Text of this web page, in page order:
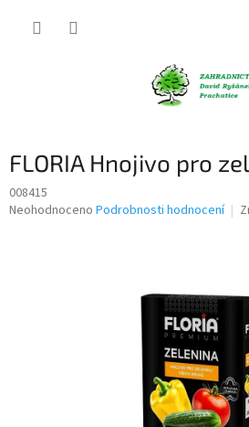
FLORIA Hnojivo pro
008415
Průměrné
Neohodnoceno Podrobnosti hodnocení